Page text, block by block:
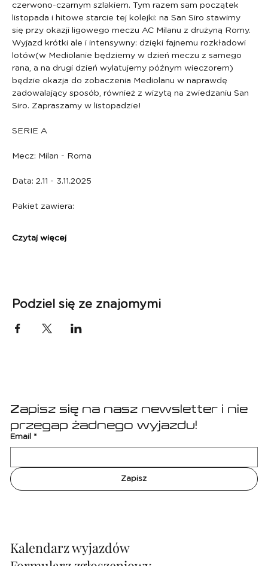
czerwono-czarnym szlakiem. Tym razem sam początek
listopada i hitowe starcie tej kolejki: na San Siro stawimy
się przy okazji ligowego meczu AC Milanu z drużyną Romy.
Wyjazd krótki ale i intensywny: dzięki fajnemu rozkładowi
lotów(w Mediolanie będziemy w dzień meczu z samego
rana, a na drugi dzień wylatujemy późnym wieczorem)
będzie okazja do zobaczenia Mediolanu w naprawdę
zadowalający sposób, również z wizytą na zwiedzaniu San
Siro. Zapraszamy w listopadzie!
SERIE A
Mecz: Milan - Roma
Data: 2.11 - 3.11.2025
Pakiet zawiera:
Czytaj więcej
Podziel się ze znajomymi
Zapisz się na nasz newsletter i nie
przegap żadnego wyjazdu!
Email *
Zapisz
Kalendarz wyjazdów